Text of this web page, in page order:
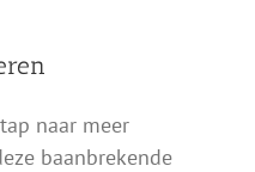
naar meer
baanbrekende